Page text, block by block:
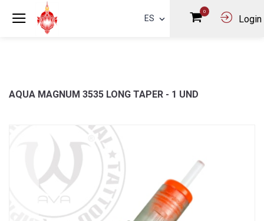
ES
0
Login
AQUA MAGNUM 3535 LONG TAPER - 1 UND